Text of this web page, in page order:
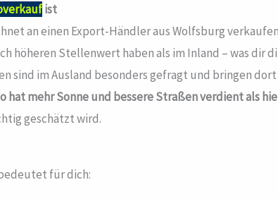
ist
an einen Export-Händler aus Wolfsburg
Stellenwert haben als im Inland – was dir
im Ausland besonders gefragt und bringen dort
hat mehr Sonne und bessere Straßen verdient als
geschätzt wird.
für dich: